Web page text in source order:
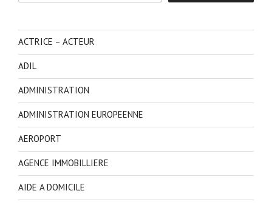
ACTRICE – ACTEUR
ADIL
ADMINISTRATION
ADMINISTRATION EUROPEENNE
AEROPORT
AGENCE IMMOBILLIERE
AIDE A DOMICILE